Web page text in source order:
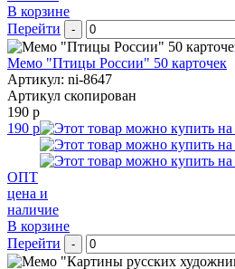
В корзине
Перейти
-
Мемо "Птицы России" 50 карточек
Артикул: ni-8647
Артикул скопирован
190 р
190 р
ОПТ
цена и
наличие
В корзине
Перейти
-